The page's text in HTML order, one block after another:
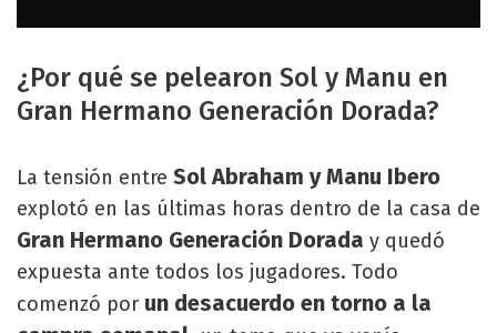
¿Por qué se pelearon Sol y Manu en
Gran Hermano Generación Dorada?
La tensión entre Sol Abraham y Manu Ibero
explotó en las últimas horas dentro de la casa de
Gran Hermano Generación Dorada y quedó
expuesta ante todos los jugadores. Todo
comenzó por un desacuerdo en torno a la